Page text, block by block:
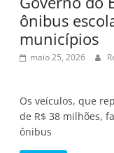
ônibus
municípios
maio 25, 2026
Os veículos, que
de R$ 38 milhões,
ônibus